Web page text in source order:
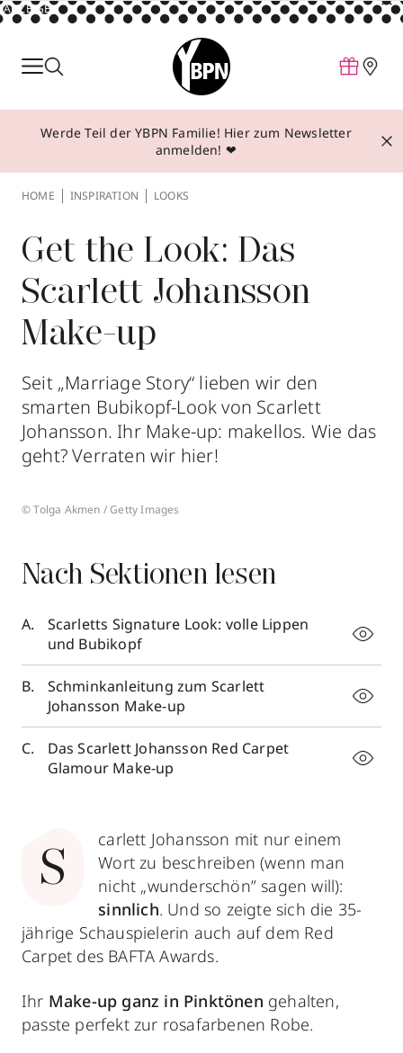
ANZEIGE
Parfum
Make-up
Behandlungen
Über YBPN
Aktionen
Storefinder
Werde Teil der YBPN Familie! Hier zum Newsletter
anmelden! ❤
HOME INSPIRATION LOOKS
Get the Look: Das
Scarlett Johansson
Make-up
Seit „Marriage Story“ lieben wir den
smarten Bubikopf-Look von Scarlett
Johansson. Ihr Make-up: makellos. Wie das
geht? Verraten wir hier!
© Tolga Akmen / Getty Images
Nach Sektionen lesen
Scarletts Signature Look: volle Lippen
und Bubikopf
Schminkanleitung zum Scarlett
Johansson Make-up
Das Scarlett Johansson Red Carpet
Glamour Make-up
S
carlett Johansson mit nur einem
Wort zu beschreiben (wenn man
nicht „wunderschön” sagen will):
sinnlich. Und so zeigte sich die 35-
jährige Schauspielerin auch auf dem Red
Carpet des BAFTA Awards.
Ihr Make-up ganz in Pinktönen gehalten,
passte perfekt zur rosafarbenen Robe.